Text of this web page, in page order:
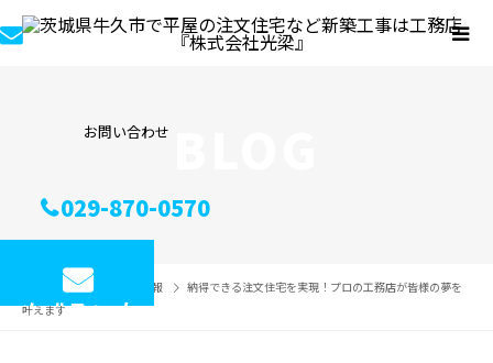
お問い合わせ
029-870-0570
メールフォーム
ブログ 新着情報
納得できる注文住宅を実現！プロの工務店が皆様の夢を
叶えます